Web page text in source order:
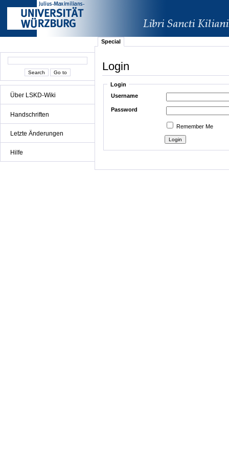
Über LSKD-Wiki
Handschriften
Letzte Änderungen
Hilfe
Special
Login
Login
Username
Password
Remember Me